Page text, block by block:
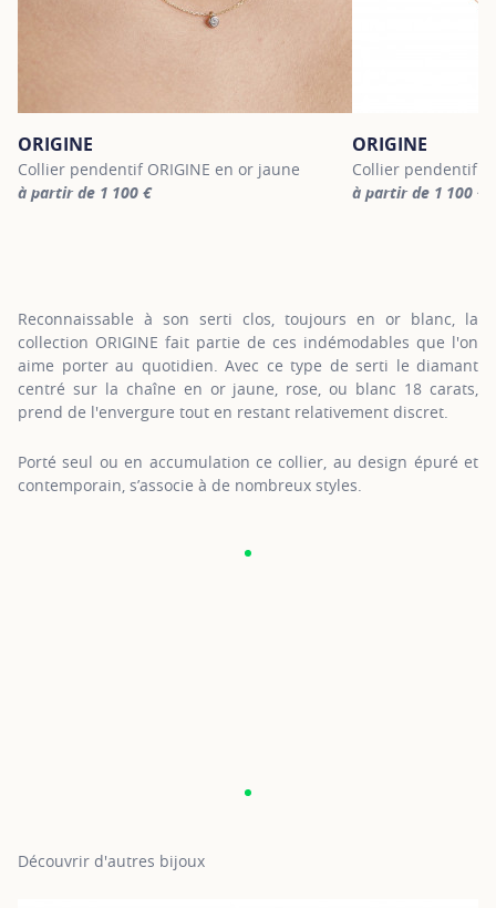
ORIGINE
Collier pendentif ORIGINE en or jaune
à partir de 1 100 €
ORIGINE
Collier pendentif
à partir de 1 100 €
Reconnaissable à son serti clos, toujours en or blanc, la
collection ORIGINE fait partie de ces indémodables que l'on
aime porter au quotidien. Avec ce type de serti le diamant
centré sur la chaîne en or jaune, rose, ou blanc 18 carats,
prend de l'envergure tout en restant relativement discret.
Porté seul ou en accumulation ce collier, au design épuré et
contemporain, s’associe à de nombreux styles.
Découvrir d'autres bijoux